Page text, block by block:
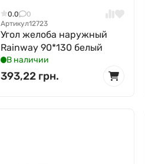
0.0
0
Артикул12723
Угол желоба наружный
Rainway 90*130 белый
В наличии
393,22 грн.